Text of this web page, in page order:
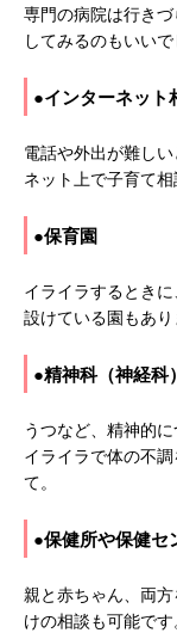
専門の病院は行き
してみるのもいいで
●インターネット
電話や外出が難し
ネット上で子育て
●保育園
イライラするとき
設けている園もあり
●精神科（神経科
うつなど、精神的に
イライラで体の不
て。
●保健所や保健セ
親と赤ちゃん、両
けの相談も可能です